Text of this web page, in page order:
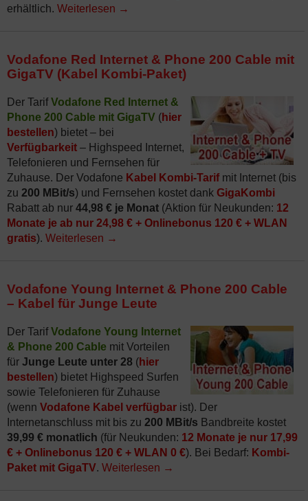
erhältlich. Weiterlesen →
Vodafone Red Internet & Phone 200 Cable mit
GigaTV (Kabel Kombi-Paket)
Der TarifVodafone Red Internet &
Phone 200 Cable mit GigaTV (hier
bestellen) bietet – bei
Verfügbarkeit – Highspeed Internet,
Telefonieren und Fernsehen für
Zuhause. Der Vodafone Kabel Kombi-Tarifmit Internet (bis
zu 200 MBit/s) und Fernsehen kostet dank GigaKombi
Rabatt ab nur 44,98 € je Monat (Aktion für Neukunden: 12
Monate je ab nur 24,98 € + Onlinebonus 120 € + WLAN
gratis). Weiterlesen →
Vodafone Young Internet & Phone 200 Cable
– Kabel für Junge Leute
Der TarifVodafone Young Internet
& Phone 200 Cable mit Vorteilen
für Junge Leute unter 28 (hier
bestellen) bietet Highspeed Surfen
sowie Telefonieren für Zuhause
(wenn Vodafone Kabel verfügbar ist). Der
Internetanschluss mit bis zu 200 MBit/s Bandbreite kostet
39,99 € monatlich (für Neukunden: 12 Monate je nur 17,99
€ + Onlinebonus 120 € + WLAN 0 €). Bei Bedarf: Kombi-
Paket mit GigaTV. Weiterlesen →